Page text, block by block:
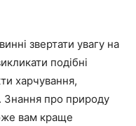
звертати увагу на
подібні
харчування,
Знання про природу
вам краще